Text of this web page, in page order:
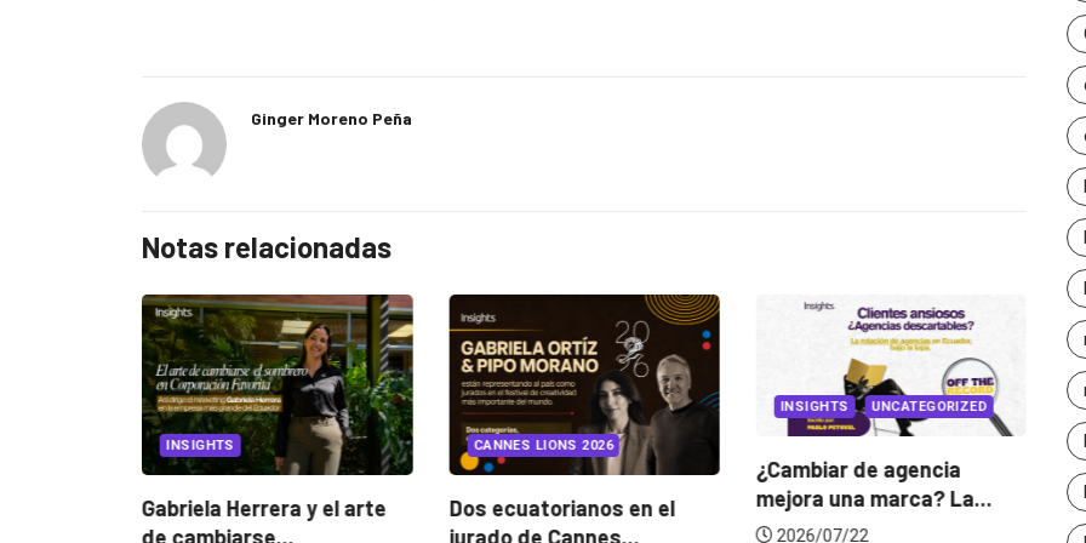
Ginger Moreno Peña
Notas relacionadas
INSIGHTS
Gabriela Herrera y el arte
de cambiarse...
CANNES LIONS 2026
Dos ecuatorianos en el
jurado de Cannes...
INSIGHTS UNCATEGORIZED
¿Cambiar de agencia
mejora una marca? La...
2026/07/22